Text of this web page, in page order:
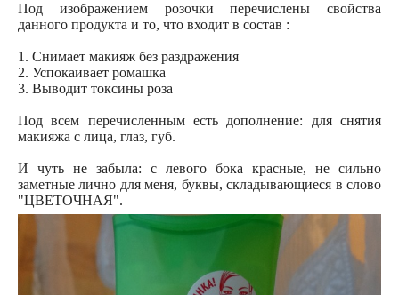
Под изображением розочки перечислены свойства
данного продукта и то, что входит в состав :
1. Снимает макияж без раздражения
2. Успокаивает ромашка
3. Выводит токсины роза
Под всем перечисленным есть дополнение: для снятия
макияжа с лица, глаз, губ.
И чуть не забыла: с левого бока красные, не сильно
заметные лично для меня, буквы, складывающиеся в слово
"ЦВЕТОЧНАЯ".